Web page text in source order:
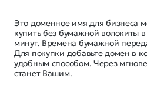
Это доменное имя для бизнеса
купить без бумажной волокиты
минут. Времена бумажной
Для покупки добавьте домен в
удобным способом. Через
станет Вашим.